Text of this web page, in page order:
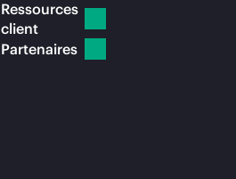
Ressources
client
Partenaires